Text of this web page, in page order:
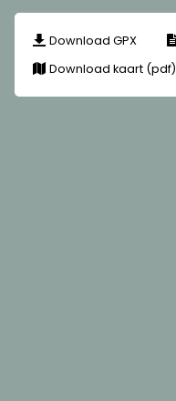
Download GPX
Download kaart (pdf)